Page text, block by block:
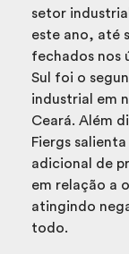
setor
este ano, até
fechados nos
Sul foi o
industrial em
Ceará. Além
Fiergs
adicional de
em relação a
atingindo
todo.